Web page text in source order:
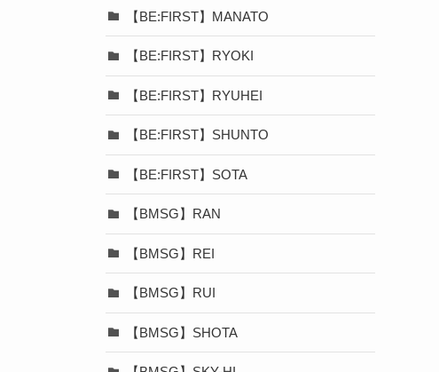
【BE:FIRST】MANATO
【BE:FIRST】RYOKI
【BE:FIRST】RYUHEI
【BE:FIRST】SHUNTO
【BE:FIRST】SOTA
【BMSG】RAN
【BMSG】REI
【BMSG】RUI
【BMSG】SHOTA